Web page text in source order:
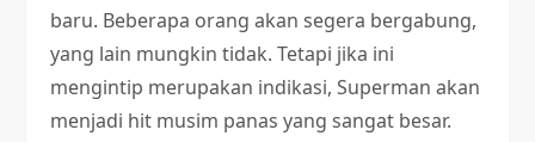
baru. Beberapa orang akan segera bergabung,
yang lain mungkin tidak. Tetapi jika ini
mengintip merupakan indikasi, Superman akan
menjadi hit musim panas yang sangat besar.